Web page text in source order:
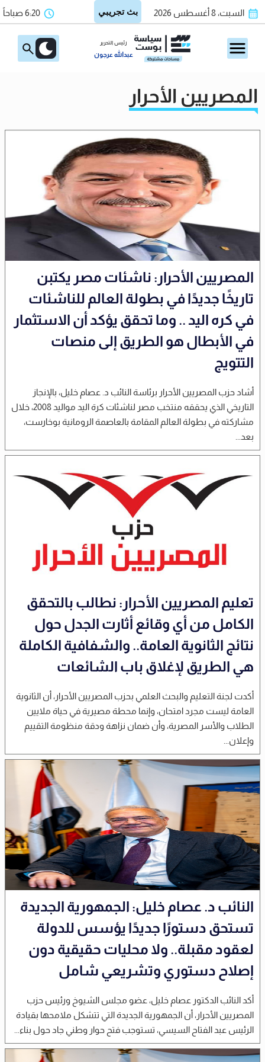
السبت، 8 أغسطس 2026 6:20 صباحاً
رئيس التحرير
عبدالله عرجون
المصريين الأحرار
المصريين الأحرار: ناشئات مصر يكتبن
تاريخًا جديدًا في بطولة العالم للناشئات
في كره اليد .. وما تحقق يؤكد أن الاستثمار
في الأبطال هو الطريق إلى منصات
التتويج
أشاد حزب المصريين الأحرار برئاسة النائب د. عصام خليل، بالإنجاز
التاريخي الذي يحققه منتخب مصر لناشئات كرة اليد مواليد 2008، خلال
مشاركته في بطولة العالم المقامة بالعاصمة الرومانية بوخارست،
بعد...
تعليم المصريين الأحرار: نطالب بالتحقق
الكامل من أي وقائع أثارت الجدل حول
نتائج الثانوية العامة.. والشفافية الكاملة
هي الطريق لإغلاق باب الشائعات
أكدت لجنة التعليم والبحث العلمي بحزب المصريين الأحرار، أن الثانوية
العامة ليست مجرد امتحان، وإنما محطة مصيرية في حياة ملايين
الطلاب والأسر المصرية، وأن ضمان نزاهة ودقة منظومة التقييم
وإعلان...
النائب د. عصام خليل: الجمهورية الجديدة
تستحق دستورًا جديدًا يؤسس للدولة
لعقود مقبلة.. ولا محليات حقيقية دون
إصلاح دستوري وتشريعي شامل
أكد النائب الدكتور عصام خليل، عضو مجلس الشيوخ ورئيس حزب
المصريين الأحرار، أن الجمهورية الجديدة التي تتشكل ملامحها بقيادة
الرئيس عبد الفتاح السيسي، تستوجب فتح حوار وطني جاد حول بناء...